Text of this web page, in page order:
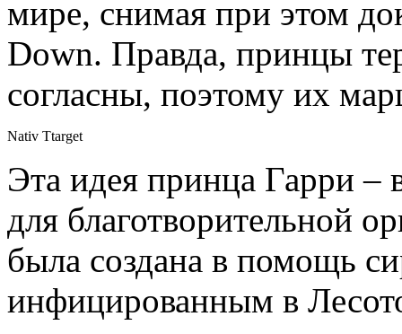
мире, снимая при этом
Down. Правда, принцы
согласны, поэтому их
Nativ Ttarget
Эта идея принца Гарри –
для благотворительной
была создана в помощь
инфицированным в